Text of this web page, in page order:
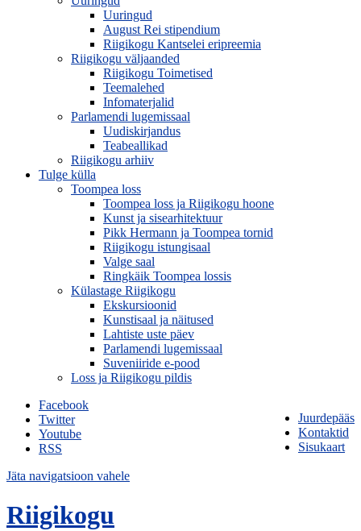
Uuringud
August Rei stipendium
Riigikogu Kantselei eripreemia
Riigikogu väljaanded
Riigikogu Toimetised
Teemalehed
Infomaterjalid
Parlamendi lugemissaal
Uudiskirjandus
Teabeallikad
Riigikogu arhiiv
Tulge külla
Toompea loss
Toompea loss ja Riigikogu hoone
Kunst ja sisearhitektuur
Pikk Hermann ja Toompea tornid
Riigikogu istungisaal
Valge saal
Ringkäik Toompea lossis
Külastage Riigikogu
Ekskursioonid
Kunstisaal ja näitused
Lahtiste uste päev
Parlamendi lugemissaal
Suveniiride e-pood
Loss ja Riigikogu pildis
Juurdepääs
Kontaktid
Sisukaart
Facebook
Twitter
Youtube
RSS
Jäta navigatsioon vahele
Riigikogu